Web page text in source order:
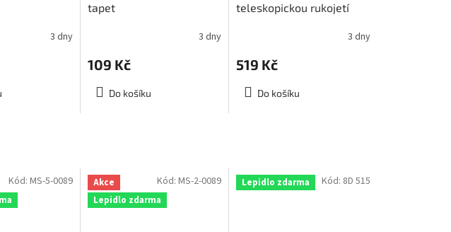
3 dny
tapet
3 dny
109 Kč
Do košíku
teleskopickou rukojetí
3 dny
519 Kč
Do košíku
Kód: MS-5-0089
Akce
Lepidlo zdarma
Kód:MS-2-0089 Lepidlo zdarma Kód: 8D 515